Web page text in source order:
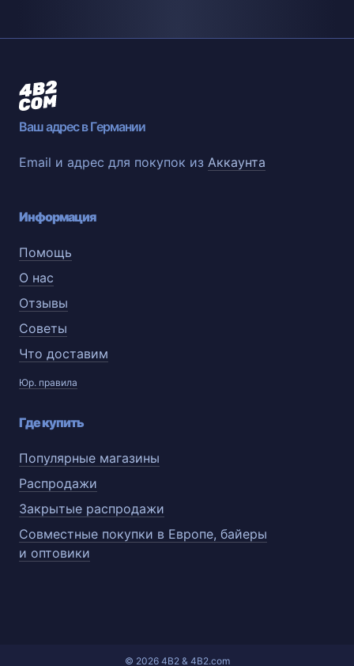
Ваш адрес в Германии
Email и адрес для покупок из Аккаунта
Информация
Помощь
О нас
Отзывы
Советы
Что доставим
Юр. правила
Где купить
Популярные магазины
Распродажи
Закрытые распродажи
Совместные покупки в Европе, байеры
и оптовики
© 2026 4B2 & 4B2.com